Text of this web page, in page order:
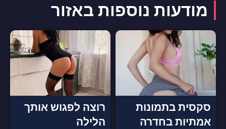
מודעות נוספות באזור
סקסית בתמונות
אמתיות בחדרה
רוצה לפגוש אותך
הלילה